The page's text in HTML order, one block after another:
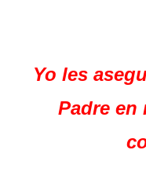
Yo les
Padre en